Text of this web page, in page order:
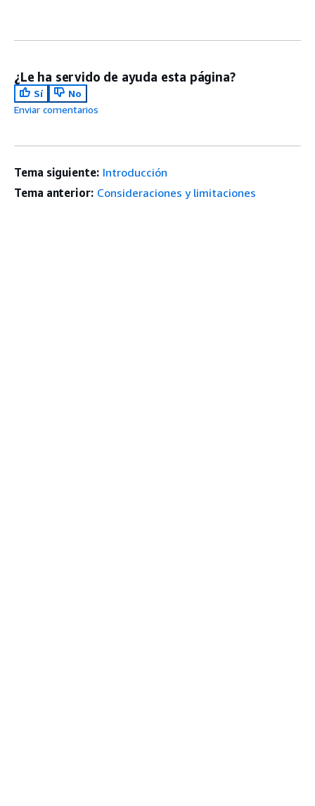
¿Le ha servido de ayuda esta página?
Sí
No
Enviar comentarios
Tema siguiente: Introducción
Tema anterior: Consideraciones y limitaciones